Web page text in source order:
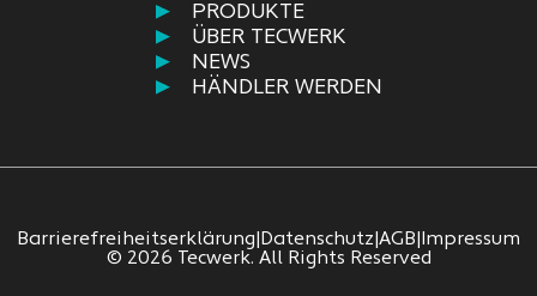
PRODUKTE
ÜBER TECWERK
NEWS
HÄNDLER WERDEN
Barrierefreiheitserklärung Datenschutz AGB
Impressum
© 2026 Tecwerk. All Rights Reserved